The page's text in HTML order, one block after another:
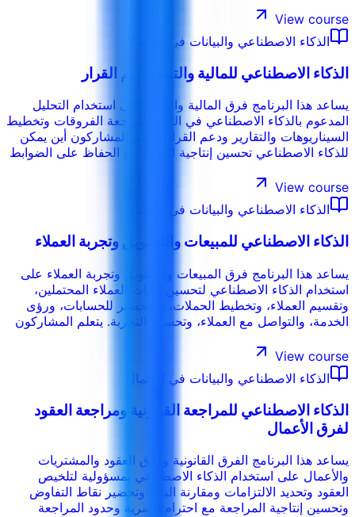
View course
الذكاء الاصطناعي والبيانات في الأعمال
الذكاء الاصطناعي للمالية والتنبؤ ودعم القرار
يساعد هذا البرنامج فرق المالية والإدارة على استخدام التحليل
المدعوم بالذكاء الاصطناعي في التنبؤ ومراجعة الفروقات وتخطيط
السيناريوهات والتقارير ودعم القرار. يتعلم المشاركون أين يمكن
للذكاء الاصطناعي تحسين إنتاجية المالية مع الحفاظ على الضوابط
View course
الذكاء الاصطناعي والبيانات في الأعمال
الذكاء الاصطناعي للمبيعات والتسويق وتجربة العملاء
يساعد هذا البرنامج فرق المبيعات والتسويق وتجربة العملاء على
استخدام الذكاء الاصطناعي لتحسين أبحاث العملاء المحتملين،
وتقسيم العملاء، وتخطيط الحملات، والتحضير للحسابات، ورؤى
الخدمة، والتواصل مع العملاء، وتحسين التجربة. يتعلم المشاركون
والخصوصية والحكم البشري.
View course
الذكاء الاصطناعي والبيانات في الأعمال
الذكاء الاصطناعي للمراجعة القانونية ومراجعة العقود
لفرق الأعمال
يساعد هذا البرنامج الفرق القانونية وفرق العقود والمشتريات
والأعمال على استخدام الذكاء الاصطناعي بمسؤولية لتلخيص
العقود وتحديد الالتزامات ومقارنة البنود وتحضير نقاط التفاوض
وتحسين إنتاجية المراجعة مع احترام السرية وحدود المراجعة